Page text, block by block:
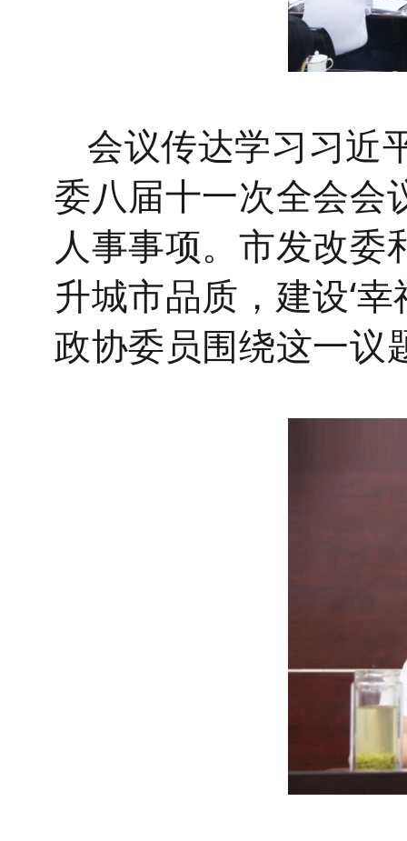
会议传达学习习近
委八届十一次全会会
人事事项。市发改委
升城市品质，建设‘
政协委员围绕这一议